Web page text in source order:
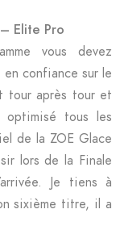
Elite Pro
vous devez
confiance sur le
tour après tour et
optimisé tous les
de la ZOE Glace
lors de la Finale
Je tiens à
sixième titre, il a